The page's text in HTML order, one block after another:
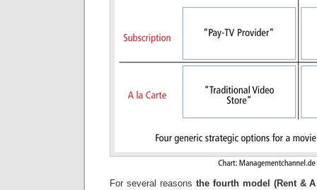
For several reasons the fourth model (Rent &